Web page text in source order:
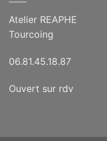
Atelier REAPHE
Tourcoing
06.81.45.18.87
Ouvert sur rdv